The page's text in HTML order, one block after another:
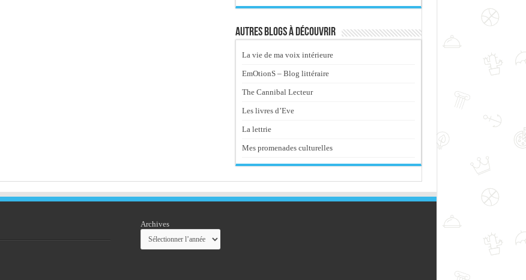
Autres blogs à découvrir
La vie de ma voix intérieure
EmOtionS – Blog littéraire
The Cannibal Lecteur
Les livres d’Eve
La lettrie
Mes promenades culturelles
Archives